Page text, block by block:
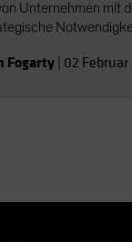
Unternehmen mit
Fogarty 02 Februar